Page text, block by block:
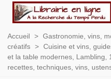
Accueil > Gastronomie, vins,
créatifs > Cuisine et vins,
et la table modernes, Lambling,
recettes, techniques, vins,